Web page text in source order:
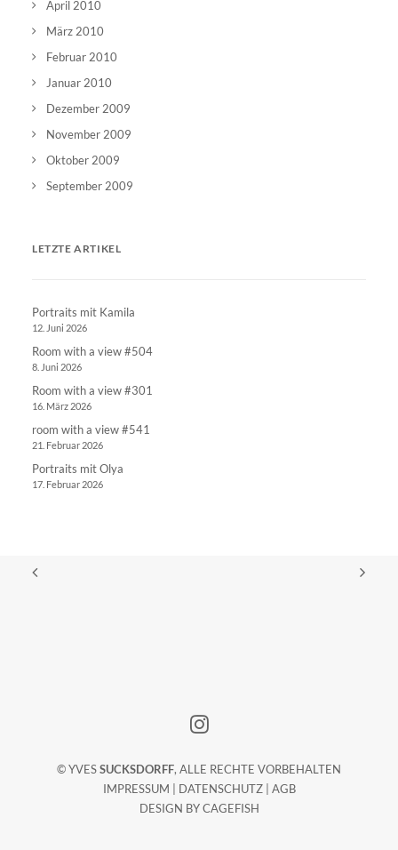
April 2010
März 2010
Februar 2010
Januar 2010
Dezember 2009
November 2009
Oktober 2009
September 2009
LETZTE ARTIKEL
Portraits mit Kamila
12. Juni 2026
Room with a view #504
8. Juni 2026
Room with a view #301
16. März 2026
room with a view #541
21. Februar 2026
Portraits mit Olya
17. Februar 2026
© YVESSUCKSDORFF, ALLE RECHTE VORBEHALTEN
IMPRESSUM
DATENSCHUTZ| AGB
DESIGN BYCAGEFISH